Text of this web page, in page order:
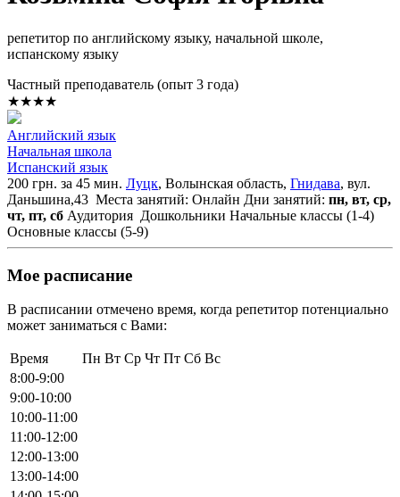
репетитор по английскому языку, начальной школе,
испанскому языку
Частный преподаватель (опыт 3 года)
★★★★
Английский язык
Начальная школа
Испанский язык
200 грн. за 45 мин. Луцк, Волынская область, Гнидава, вул.
Даньшина,43 Места занятий: Онлайн Дни занятий: пн, вт, ср,
чт, пт, сб Аудитория Дошкольники Начальные классы (1-4)
Основные классы (5-9)
Мое расписание
В расписании отмечено время, когда репетитор потенциально
может заниматься с Вами:
Время Пн Вт Ср Чт Пт Сб Вс
8:00-9:00
9:00-10:00
10:00-11:00
11:00-12:00
12:00-13:00
13:00-14:00